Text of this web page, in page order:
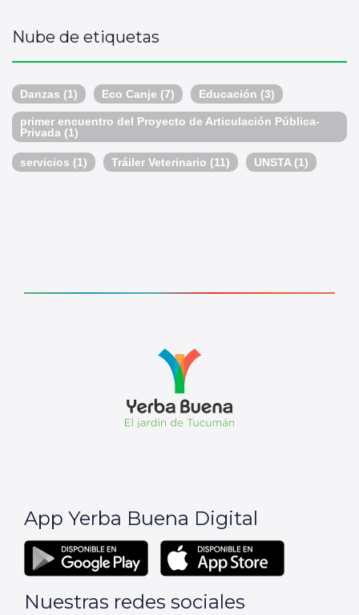
Nube de etiquetas
Danzas (1) Eco Canje (7) Educación (3)
primer encuentro del Proyecto de Articulación Pública-
Privada (1)
servicios (1) Tráiler Veterinario (11) UNSTA(1)
App Yerba Buena Digital
Nuestras redes sociales